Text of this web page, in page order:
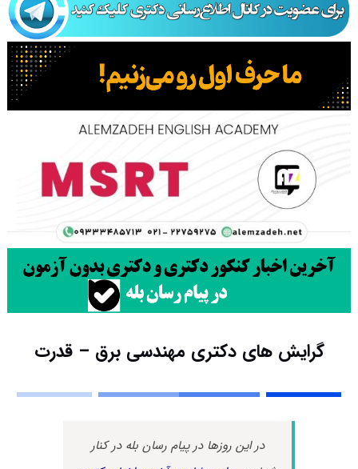
گرایش های دکتری ﻣﻬﻨﺪسی ﺑﺮق – ﻗﺪرت
در این روزها در پیام رسان بله در کنار